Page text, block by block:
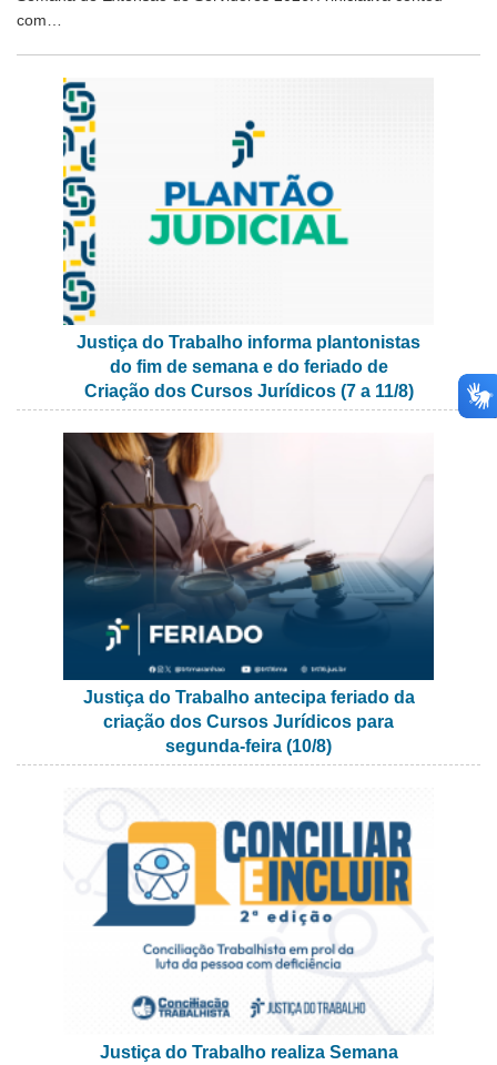
com…
Justiça do Trabalho informa plantonistas
do fim de semana e do feriado de
Criação dos Cursos Jurídicos (7 a 11/8)
Justiça do Trabalho antecipa feriado da
criação dos Cursos Jurídicos para
segunda-feira (10/8)
Justiça do Trabalho realiza Semana